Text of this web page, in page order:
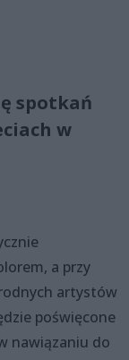
spotkań
w
a przy
artystów
poświęcone
nawiązaniu do